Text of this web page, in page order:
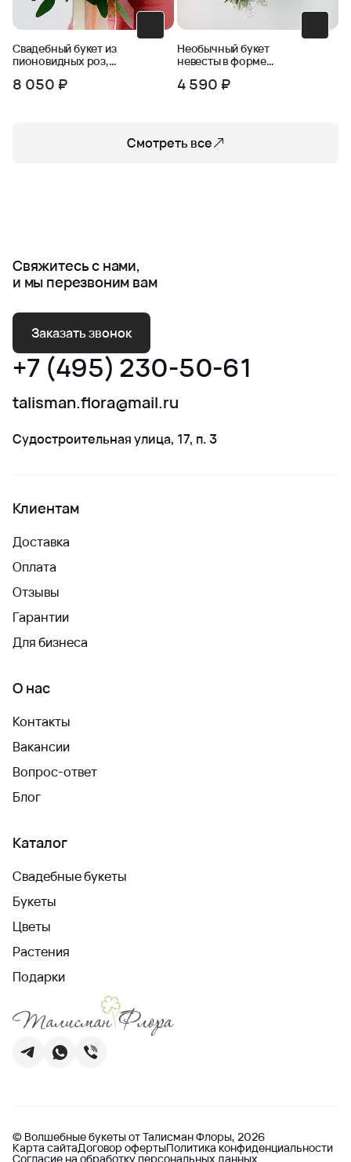
Свадебный букет из
пионовидных роз,
8 050 ₽
Необычный букет
невесты в форме
эрингиума и
4 590 ₽
Смотреть все
Свяжитесь с нами,
и мы перезвоним вам
Заказать звонок
+7 (495) 230-50-61
talisman.flora@mail.ru
Судостроительная улица, 17, п. 3
Клиентам
Доставка
Оплата
Отзывы
Гарантии
Для бизнеса
О нас
Контакты
Вакансии
Вопрос-ответ
Блог
Каталог
Свадебные букеты
Букеты
Цветы
Растения
Подарки
© Волшебные букеты от Талисман Флоры, 2026
Карта сайтаДоговор офертыПолитика конфиденциальности
Согласие на обработку персональных данных